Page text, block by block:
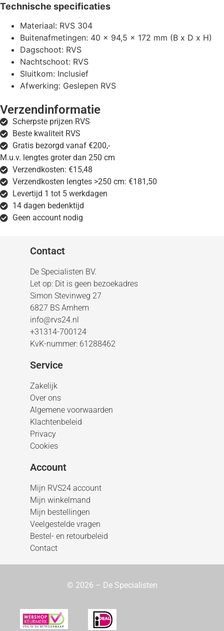
Technische specificaties
Materiaal: RVS 304
Buitenafmetingen: 40 x 94,5 x 172 mm (B x D x H)
Dagschoot: RVS
Nachtschoot: RVS
Sluitkom: Inclusief
Afwerking: Geslepen RVS
Verzendinformatie
Scherpste prijzen RVS
Beste kwaliteit RVS
Gratis bezorgd vanaf €200,-
M.u.v. lengtes groter dan 250 cm
Verzendkosten: €15,48
Verzendkosten lengtes >250 cm: €181,50
Levertijd 1 tot 5 werkdagen
14 dagen bedenktijd
Geen account nodig
Contact
De Specialisten BV.
Let op: Dit is geen bezoekadres
Simon Stevinweg 27
6827 BS Arnhem
info@rvs24.nl
+31314-700124
KvK-nummer: 61288462
Service
Zakelijk
Over ons
Algemene voorwaarden
Klachtenbeleid
Privacy
Cookies
Account
Mijn RVS24 account
Mijn winkelmand
Mijn bestellingen
Veelgestelde vragen
Bestel- en retourbeleid
Contact
© 2026 – De Specialisten